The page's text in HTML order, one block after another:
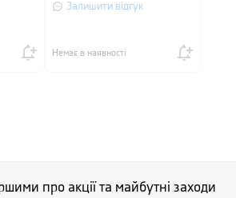
Залишити відгук
Немає в наявності
про акції та майбутні заходи